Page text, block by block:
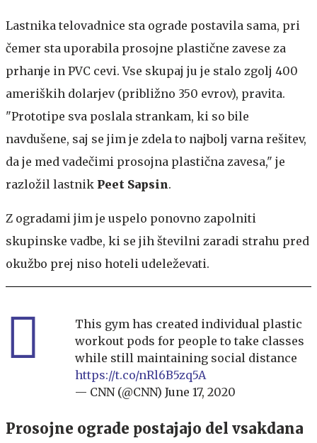
Lastnika telovadnice sta ograde postavila sama, pri
čemer sta uporabila prosojne plastične zavese za
prhanje in PVC cevi. Vse skupaj ju je stalo zgolj 400
ameriških dolarjev (približno 350 evrov), pravita.
"Prototipe sva poslala strankam, ki so bile
navdušene, saj se jim je zdela to najbolj varna rešitev,
da je med vadečimi prosojna plastična zavesa," je
razložil lastnik Peet Sapsin.
Z ogradami jim je uspelo ponovno zapolniti
skupinske vadbe, ki se jih številni zaradi strahu pred
okužbo prej niso hoteli udeleževati.
This gym has created individual plastic
workout pods for people to take classes
while still maintaining social distance
https://t.co/nRl6B5zq5A
— CNN (@CNN) June 17, 2020
Prosojne ograde postajajo del vsakdana